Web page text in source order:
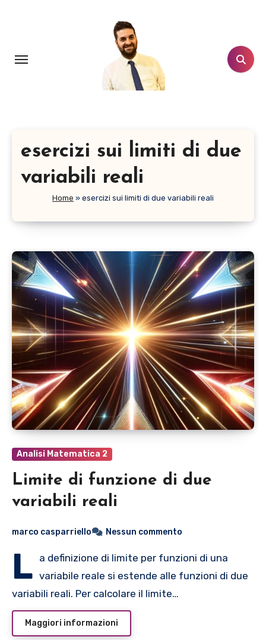
esercizi sui limiti di due
variabili reali
Home » esercizi sui limiti di due variabili reali
Analisi Matematica 2
Limite di funzione di due
variabili reali
marco casparriello Nessun commento
L a definizione di limite per funzioni di una
variabile reale si estende alle funzioni di due
variabili reali. Per calcolare il limite…
Maggiori informazioni